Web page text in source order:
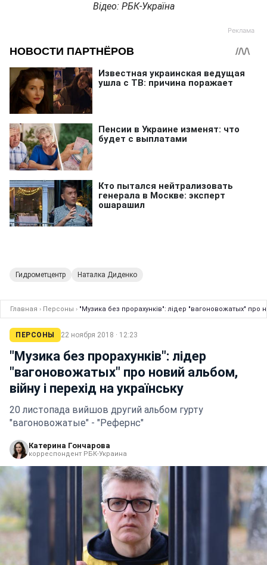
Відео: РБК-Україна
Гидрометцентр Наталка Диденко
Главная › Персоны › "Музика без прорахунків": лідер "вагоновожатых" про
ПЕРСОНЫ 22 ноября 2018 · 12:23
"Музика без прорахунків": лідер
"вагоновожатых" про новий альбом,
війну і перехід на українську
20 листопада вийшов другий альбом гурту
"вагоновожатые" - "Рефернс"
Катерина Гончарова
корреспондент РБК-Украина